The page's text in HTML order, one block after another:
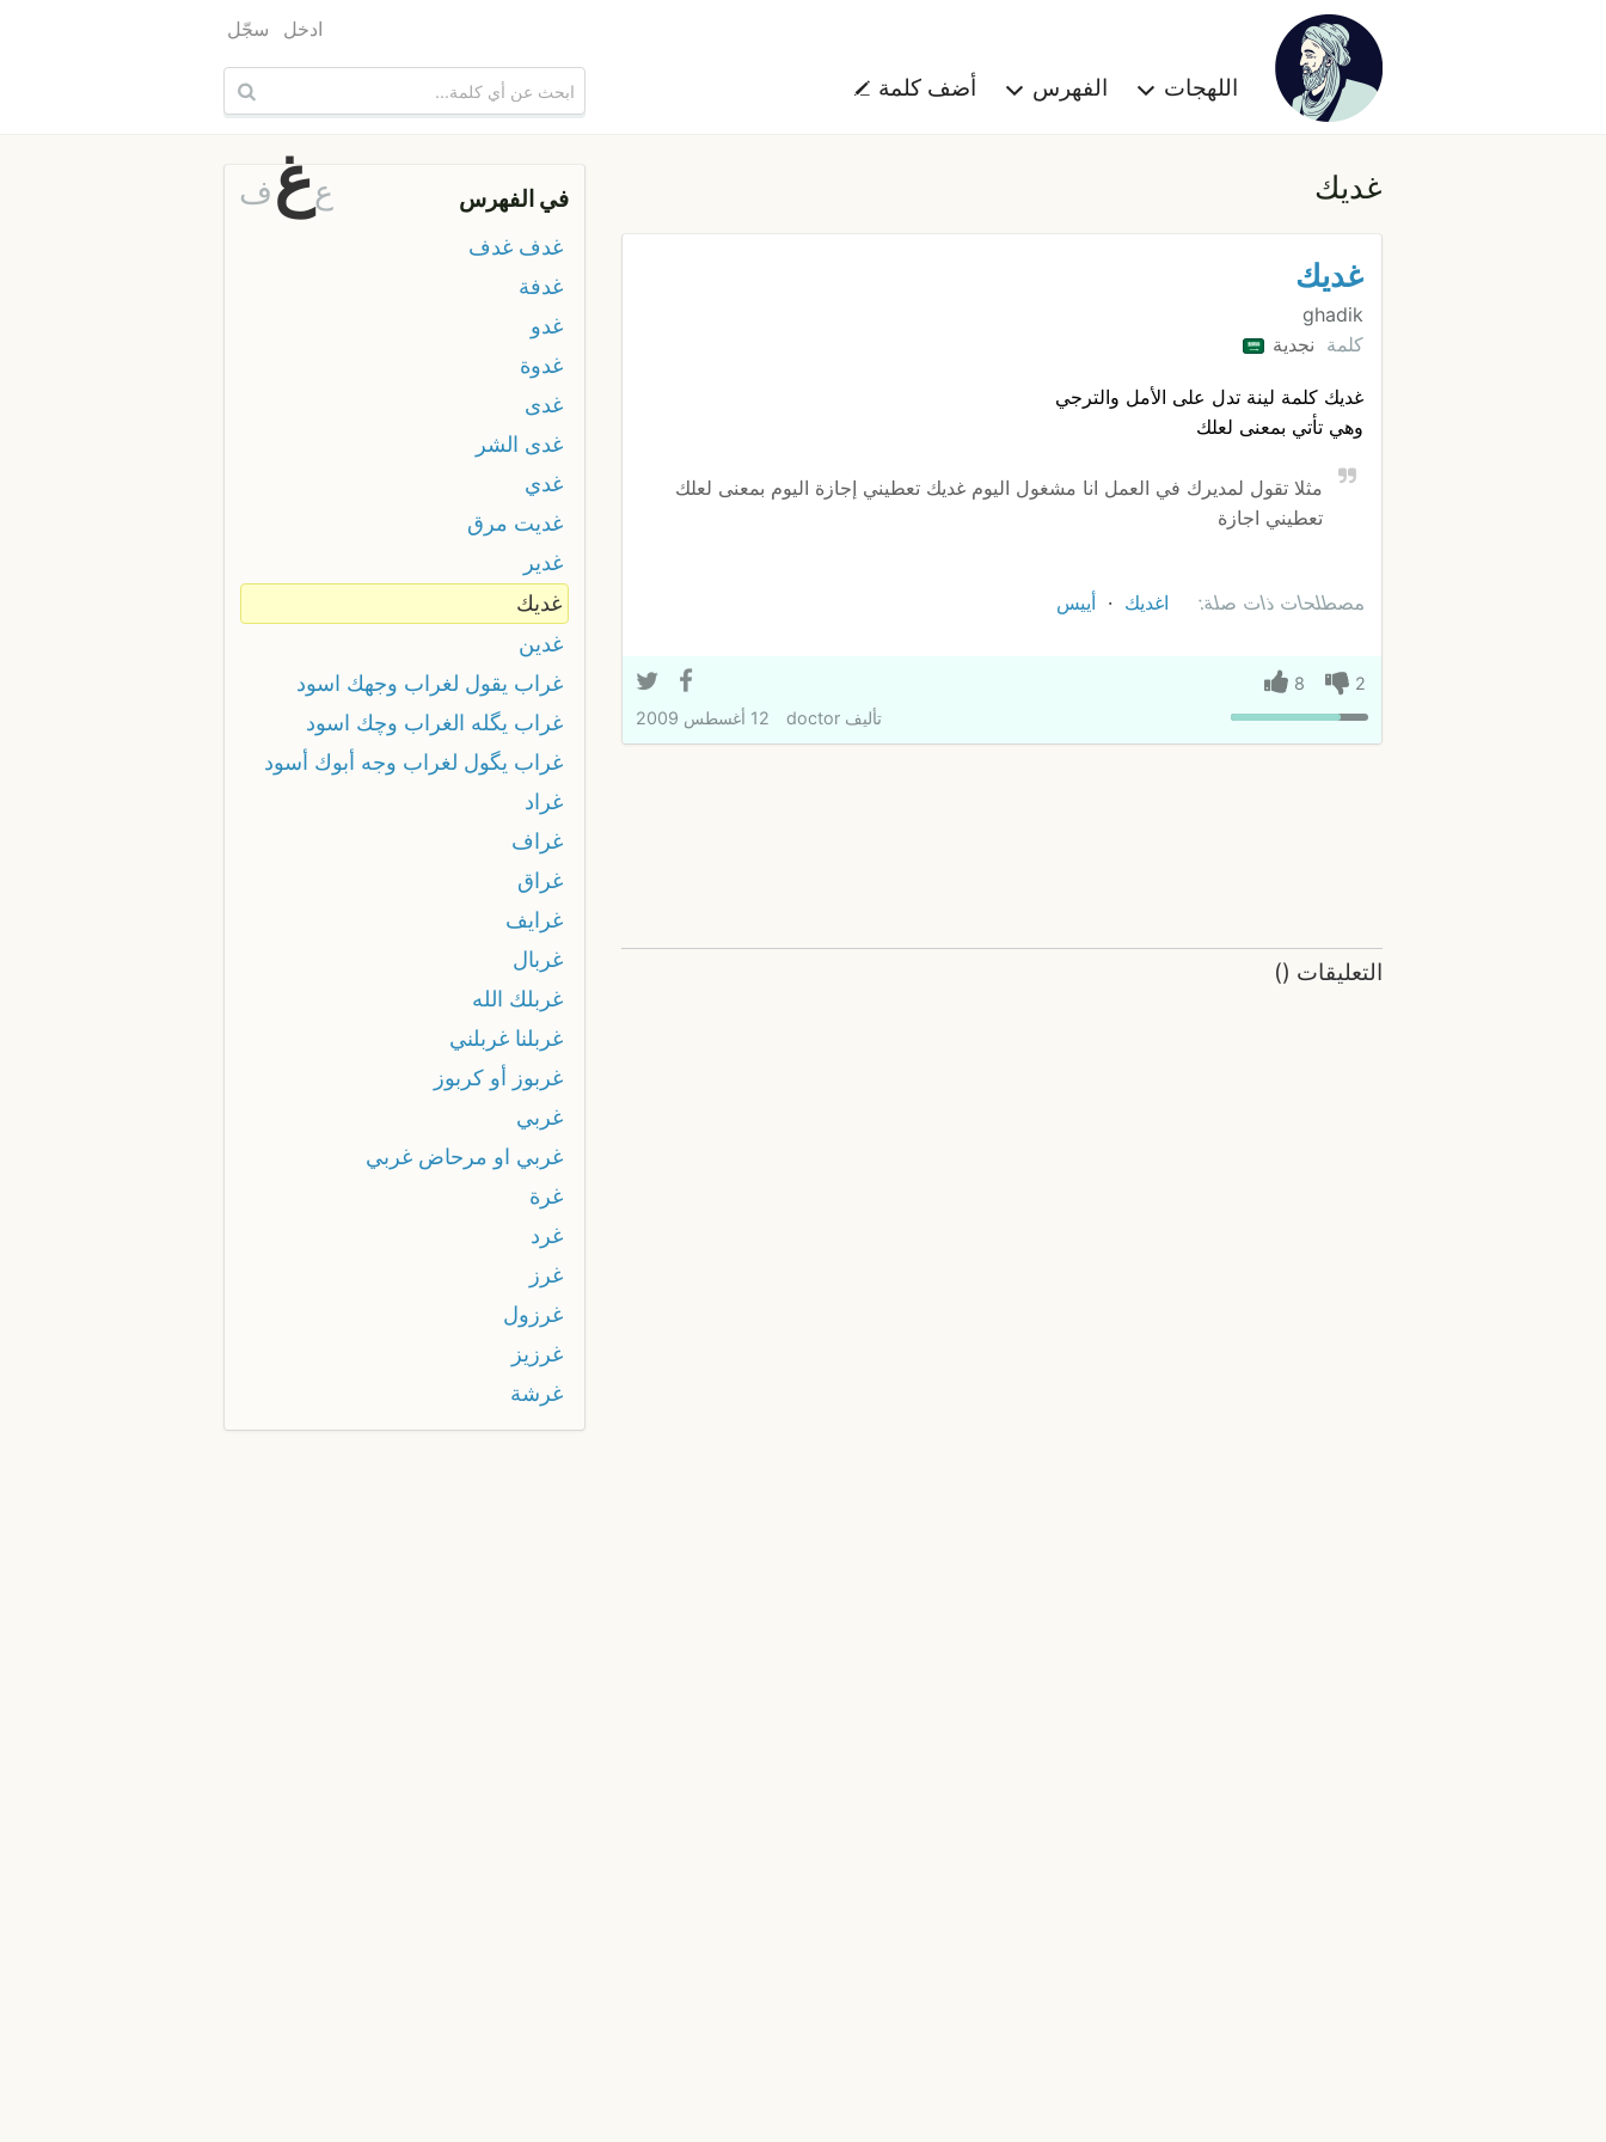
اللهجات الفهرس أضف كلمة
ادخل سجّل
غديك
غديك
ghadik
كلمة نجدية
غديك كلمة لينة تدل على الأمل والترجي
وهي تأتي بمعنى لعلك
مثلا تقول لمديرك في العمل انا مشغول اليوم غديك تعطيني إجازة اليوم بمعنى لعلك
تعطيني اجازة
مصطلحات ذات صلة: اغديك أييس
2
8
تأليفdoctor 12 أغسطس 2009
التعليقات (
)
في الفهرس عغف
غدف غدف
غدفة
غدو
غدوة
غدى
غدى الشر
غدي
غديت مرق
غدير
غديك
غدين
غراب يقول لغراب وجهك اسود
غراب يگله الغراب وچك اسود
غراب يگول لغراب وجه أبوك أسود
غراد
غراف
غراق
غرايف
غربال
غربلك الله
غربلنا غربلني
غربوز أو كربوز
غربي
غربي او مرحاض غربي
غرة
غرد
غرز
غرزول
غرزيز
غرشة